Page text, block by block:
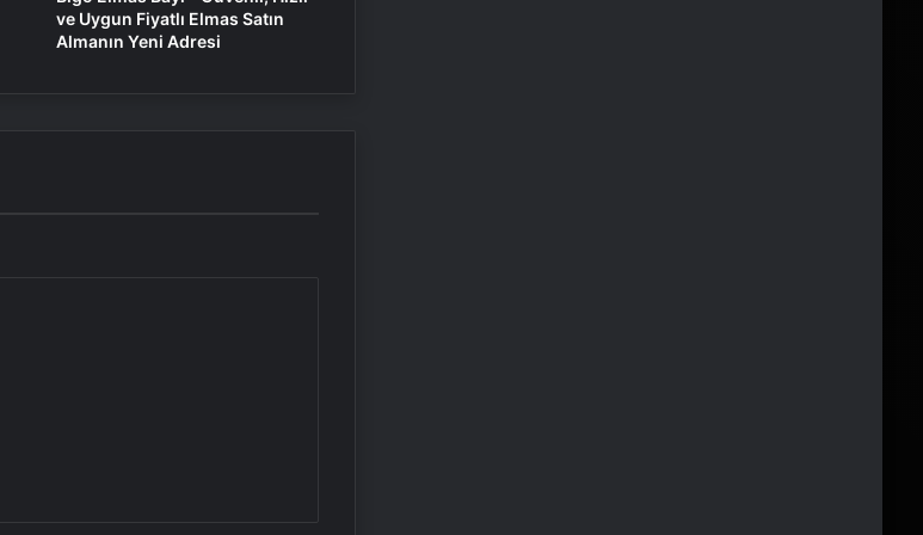
ve Uygun Fiyatlı Elmas Satın
Almanın Yeni Adresi